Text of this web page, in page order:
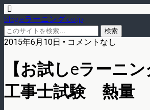
blog.eラーニング.co.jp
2015年6月10日 • コメントなし
【お試しeラーニ
工事士試験 熱量